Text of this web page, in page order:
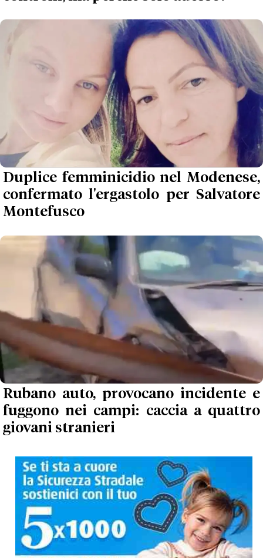
Duplice femminicidio nel Modenese,
confermato l'ergastolo per Salvatore
Montefusco
Rubano auto, provocano incidente e
fuggono nei campi: caccia a quattro
giovani stranieri